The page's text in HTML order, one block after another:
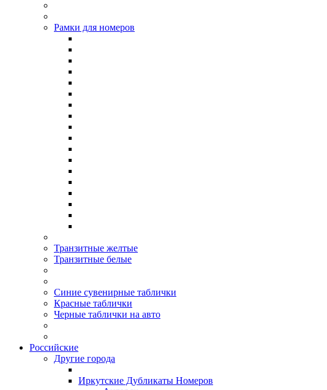
Рамки для номеров
Транзитные желтые
Транзитные белые
Синие сувенирные таблички
Красные таблички
Черные таблички на авто
Российские
Другие города
Иркутские Дубликаты Номеров